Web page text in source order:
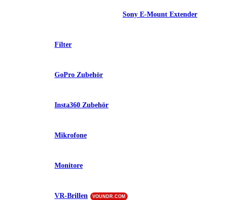
Sony E-Mount Extender
Filter
GoPro Zubehör
Insta360 Zubehör
Mikrofone
Monitore
VR-Brillen VOUNDR.COM